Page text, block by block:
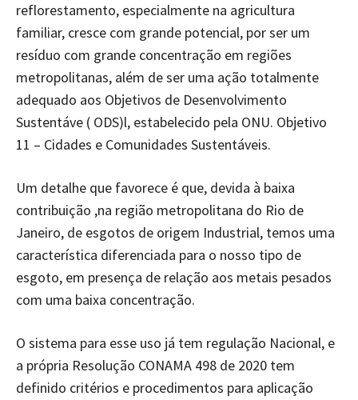
reflorestamento, especialmente na agricultura
familiar, cresce com grande potencial, por ser um
resíduo com grande concentração em regiões
metropolitanas, além de ser uma ação totalmente
adequado aos Objetivos de Desenvolvimento
Sustentáve ( ODS)l, estabelecido pela ONU. Objetivo
11 – Cidades e Comunidades Sustentáveis.
Um detalhe que favorece é que, devida à baixa
contribuição ,na região metropolitana do Rio de
Janeiro, de esgotos de origem Industrial, temos uma
característica diferenciada para o nosso tipo de
esgoto, em presença de relação aos metais pesados
com uma baixa concentração.
O sistema para esse uso já tem regulação Nacional, e
a própria Resolução CONAMA 498 de 2020 tem
definido critérios e procedimentos para aplicação